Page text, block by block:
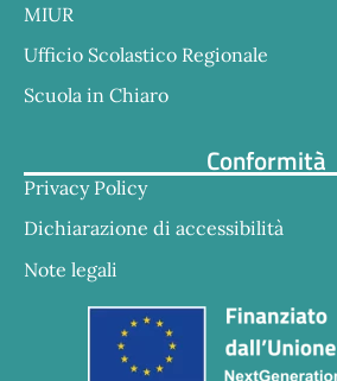
MIUR
Ufficio Scolastico Regionale
Scuola in Chiaro
Conformità
Privacy Policy
Dichiarazione di accessibilità
Note legali